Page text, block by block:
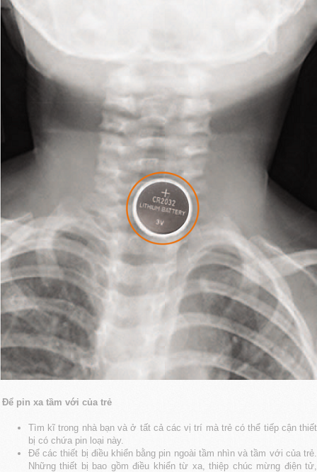
Để pin xa tầm với của trẻ
Tìm kĩ trong nhà bạn và ở tất cả các vị trí mà trẻ có thể tiếp cận thiết
bị có chứa pin loại này.
Để các thiết bị điều khiển bằng pin ngoài tầm nhìn và tầm với của trẻ.
Những thiết bị bao gồm điều khiển từ xa, thiệp chúc mừng điện tử,